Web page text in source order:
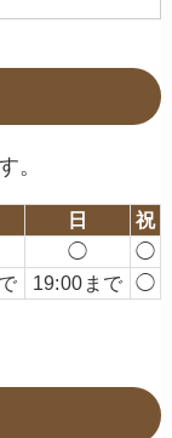
。
日
祝
◯
◯
19:00まで ◯